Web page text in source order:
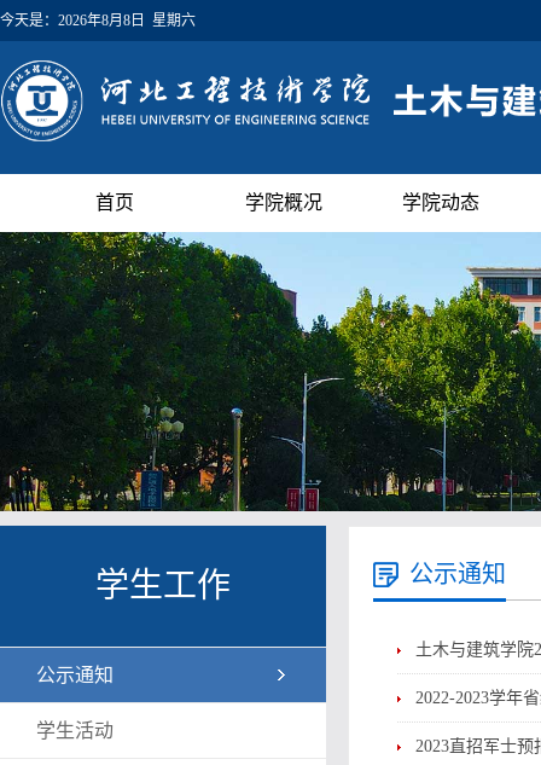
今天是： 2026年8月8日 星期六
首页 学院概况 学院动态
学生工作
公示通知
学生活动
公示通知
土木与建筑学院
2022-2023学年
2023直招军士预